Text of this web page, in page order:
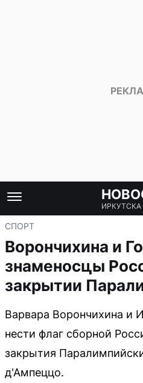
ИРКУТСКА
СПОРТ
Ворончихина и
знаменосцы
закрытии
Варвара Ворончихина и
нести флаг сборной
закрытия
д'Ампеццо.